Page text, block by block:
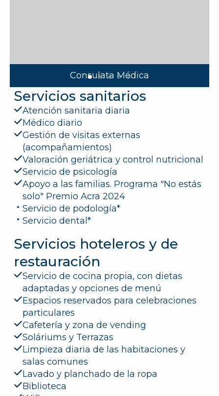
Servicios sanitarios
Atención sanitaria diaria
Médico diario
Gestión de visitas externas
(acompañamientos)
Valoración geriátrica y control nutricional
Servicio de psicología
Apoyo a las familias. Programa "No estás
solo" Premio Acra 2024
Servicio de podología*
Servicio dental*
Servicios hoteleros y de
restauración
Servicio de cocina propia, con dietas
adaptadas y opciones de menú
Espacios reservados para celebraciones
particulares
Cafetería y zona de vending
Soláriums y Terrazas
Limpieza diaria de las habitaciones y
salas comunes
Lavado y planchado de la ropa
Biblioteca